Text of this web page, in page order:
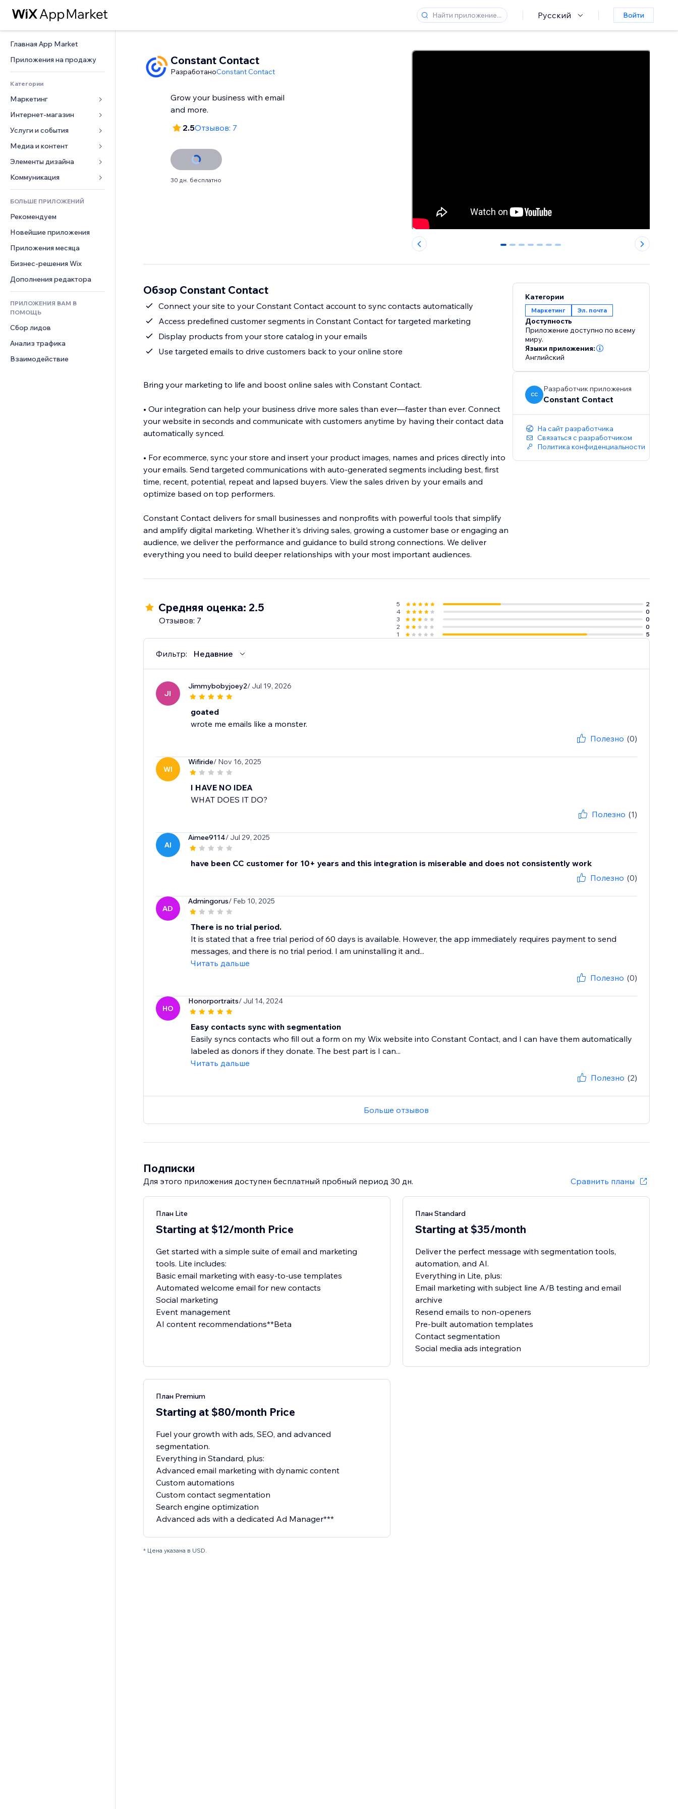
Русский Войти
Главная App Market
Приложения на продажу
Категории
Маркетинг
Реклама
Моб. версия
Веб-аналитика
Списки сайтов
Эл. почта
Интернет-магазин
Приложения для магазинов
Доставка
Кнопки продаж
Бухгалтерский учет
Купоны и лояльность
Складские услуги
Еда и напитки
Услуги и события
Отели
События
Рестораны
Недвижимость
Онлайн-запись
Медиа и контент
Галерея
Музыка
Подкасты
Фотография
Видео
PDF
Обмен файлами
Новости
Элементы дизайна
Карты и навигация
Конфиденциальность и
безопасность
Часы
Баннеры и значки
Калькуляторы
Погода
Графики и таблицы
Формы
Опросы
Чат
Комментарии
Телефон
Сообщество
Отзывы и комментарии
Управление отношениями с
клиентом (CRM)
БОЛЬШЕ ПРИЛОЖЕНИЙ
Рекомендуем
Новейшие приложения
Приложения месяца
Бизнес-решения Wix
Дополнения редактора
ПРИЛОЖЕНИЯ ВАМ В
ПОМОЩЬ
Сбор лидов
Анализ трафика
Взаимодействие
Constant Contact
РазработаноConstant Contact
Grow your business with email
and more.
2.5Отзывов: 7
30 дн. бесплатно
0 1 2 3 4 5 6
Обзор Constant Contact
Connect your site to your Constant Contact account to sync contacts automatically
Access predefined customer segments in Constant Contact for targeted marketing
Display products from your store catalog in your emails
Use targeted emails to drive customers back to your online store
Bring your marketing to life and boost online sales with Constant Contact.
• Our integration can help your business drive more sales than ever—faster than ever. Connect
your website in seconds and communicate with customers anytime by having their contact data
automatically synced.
• For ecommerce, sync your store and insert your product images, names and prices directly into
your emails. Send targeted communications with auto-generated segments including best, first
time, recent, potential, repeat and lapsed buyers. View the sales driven by your emails and
optimize based on top performers.
Constant Contact delivers for small businesses and nonprofits with powerful tools that simplify
and amplify digital marketing. Whether it's driving sales, growing a customer base or engaging an
audience, we deliver the performance and guidance to build strong connections. We deliver
everything you need to build deeper relationships with your most important audiences.
Категории
Маркетинг Эл. почта
Доступность
Приложение доступно по всему
миру.
Языки приложения:
Английский
CC
Разработчик приложения
Constant Contact
На сайт разработчика
Связаться с разработчиком
Политика конфиденциальности
Средняя оценка: 2.5
Отзывов: 7
5
2
4
0
3
0
2
0
1
5
Фильтр: Недавние
JI
Jimmybobyjoey2/ Jul 19, 2026
goated
wrote me emails like a monster.
Полезно (0)
WI
Wifiride/ Nov 16, 2025
I HAVE NO IDEA
WHAT DOES IT DO?
Полезно (1)
AI
Aimee9114/ Jul 29, 2025
have been CC customer for 10+ years and this integration is miserable and does not consistently work
Полезно (0)
AD
Admingorus/ Feb 10, 2025
There is no trial period.
It is stated that a free trial period of 60 days is available. However, the app immediately requires payment to send
messages, and there is no trial period. I am uninstalling it and...
Читать дальше
Полезно (0)
HO
Honorportraits/ Jul 14, 2024
Easy contacts sync with segmentation
Easily syncs contacts who fill out a form on my Wix website into Constant Contact, and I can have them automatically
labeled as donors if they donate. The best part is I can...
Читать дальше
Полезно (2)
Больше отзывов
Подписки
Для этого приложения доступен бесплатный пробный период 30 дн. Сравнить планы
План Lite
Starting at $12/month Price
Get started with a simple suite of email and marketing
tools. Lite includes:
Basic email marketing with easy-to-use templates
Automated welcome email for new contacts
Social marketing
Event management
AI content recommendations**Beta
План Standard
Starting at $35/month
Deliver the perfect message with segmentation tools,
automation, and AI.
Everything in Lite, plus:
Email marketing with subject line A/B testing and email
archive
Resend emails to non-openers
Pre-built automation templates
Contact segmentation
Social media ads integration
План Premium
Starting at $80/month Price
Fuel your growth with ads, SEO, and advanced
segmentation.
Everything in Standard, plus:
Advanced email marketing with dynamic content
Custom automations
Custom contact segmentation
Search engine optimization
Advanced ads with a dedicated Ad Manager***
* Цена указана в USD.